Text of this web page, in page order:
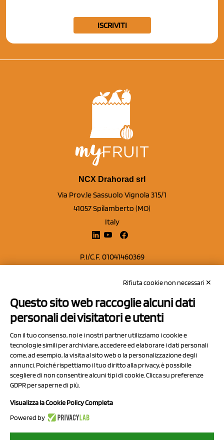
ISCRIVITI
NCX Drahorad srl
Via Prov.le Sassuolo Vignola 315/1
41057 Spilamberto (MO)
Italy
P.I/C.F. 01041460369
Capitale sociale Euro 50.000,00 i.v.
Contatti
Privacy Policy
Cookie Policy
Chi Siamo
2023 NCX Drahorad srl - All rights reserved
Rifiuta cookie non necessari ✕
Questo sito web raccoglie alcuni dati
personali dei visitatori e utenti
Con il tuo consenso, noi e i nostri partner utilizziamo i cookie e
tecnologie simili per archiviare, accedere ed elaborare i dati personali
come, ad esempio, la visita al sito web o la personalizzazione degli
annunci. Poiché rispettiamo il tuo diritto alla privacy, è possibile
scegliere di non consentire alcuni tipi di cookie. Clicca su preferenze
GDPR per saperne di più.
Visualizza la Cookie Policy Completa
Powered by